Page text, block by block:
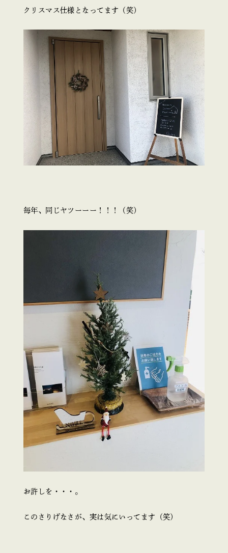
クリスマス仕様となってます（笑）
毎年、同じヤツーーー！！！（笑）
お許しを・・・。
このさりげなさが、実は気にいってます（笑）